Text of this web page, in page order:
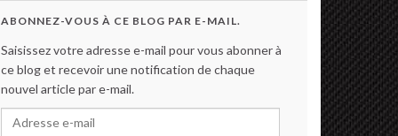
ABONNEZ-VOUS À CE BLOG PAR E-MAIL.
Saisissez votre adresse e-mail pour vous abonner à
ce blog et recevoir une notification de chaque
nouvel article par e-mail.
Adresse e-mail